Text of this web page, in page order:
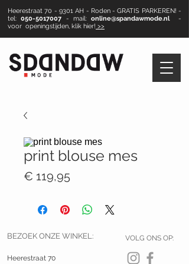
Heerestraat 70 - 9301 AH - Roden - GRATIS PARKEREN! -
tel:050-5017007 - mail:online@spandawmode.nl-
voor openingstijden, klik hier! >>
print blouse mes
€ 119,95
VOLG ONS OP:
BEZOEK ONZE WINKEL:
Heerestraat 70